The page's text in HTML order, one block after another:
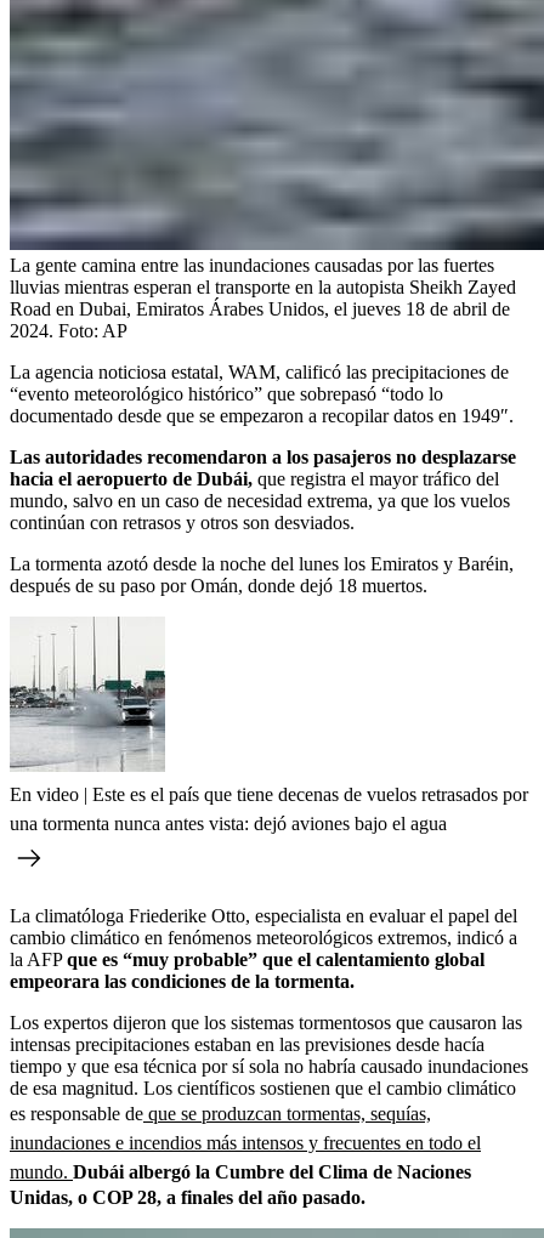
La gente camina entre las inundaciones causadas por las fuertes
lluvias mientras esperan el transporte en la autopista Sheikh Zayed
Road en Dubai, Emiratos Árabes Unidos, el jueves 18 de abril de
2024. Foto: AP
La agencia noticiosa estatal, WAM, calificó las precipitaciones de
“evento meteorológico histórico” que sobrepasó “todo lo
documentado desde que se empezaron a recopilar datos en 1949″.
Las autoridades recomendaron a los pasajeros no desplazarse
hacia el aeropuerto de Dubái, que registra el mayor tráfico del
mundo, salvo en un caso de necesidad extrema, ya que los vuelos
continúan con retrasos y otros son desviados.
La tormenta azotó desde la noche del lunes los Emiratos y Baréin,
después de su paso por Omán, donde dejó 18 muertos.
En video | Este es el país que tiene decenas de vuelos retrasados por
una tormenta nunca antes vista: dejó aviones bajo el agua
La climatóloga Friederike Otto, especialista en evaluar el papel del
cambio climático en fenómenos meteorológicos extremos, indicó a
la AFPque es “muy probable” que el calentamiento global
empeorara las condiciones de la tormenta.
Los expertos dijeron que los sistemas tormentosos que causaron las
intensas precipitaciones estaban en las previsiones desde hacía
tiempo y que esa técnica por sí sola no habría causado inundaciones
de esa magnitud. Los científicos sostienen que el cambio climático
es responsable de que se produzcan tormentas, sequías,
inundaciones e incendios más intensos y frecuentes en todo el
mundo. Dubái albergó la Cumbre del Clima de Naciones
Unidas, o COP 28, a finales del año pasado.